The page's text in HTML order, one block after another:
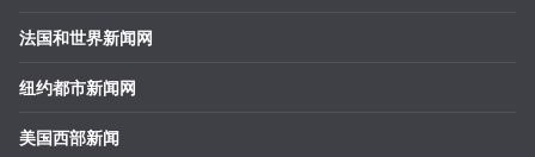
法国和世界新闻网
纽约都市新闻网
美国西部新闻